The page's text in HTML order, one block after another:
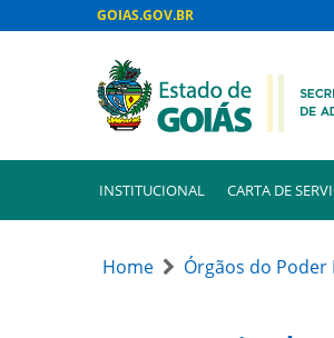
GOIAS.GOV.BR
INSTITUCIONAL CARTA DE
Home Órgãos do Poder